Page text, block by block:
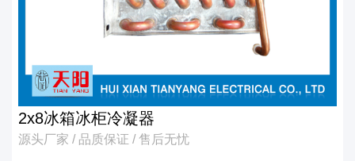
2x8冰箱冰柜冷凝器
源头厂家 / 品质保证 / 售后无忧